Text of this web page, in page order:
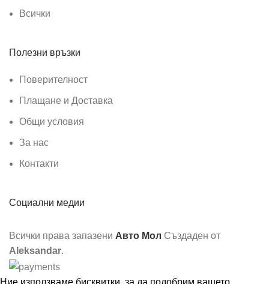
Всички
Полезни връзки
Поверителност
Плащане и Доставка
Общи условия
За нас
Контакти
Социални медии
Всички права запазени Авто Мол Създаден от
Aleksandar.
Ние използваме бисквитки, за да подобрим вашето